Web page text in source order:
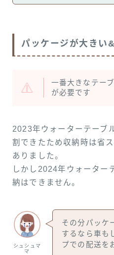
パッケージが大きい
一番大きなテー
が必要です
2023年ウォーターテーブ
割できたため収納時は省
ありました。
しかし2024年ウォーター
納はできません。
シュシュマ
マ
その分パッケ
するなら車も
プでの配送を